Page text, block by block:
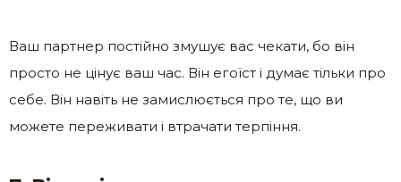
Ваш партнер постійно змушує вас чекати, бо він
просто не цінує ваш час. Він егоїст і думає тільки про
себе. Він навіть не замислюється про те, що ви
можете переживати і втрачати терпіння.